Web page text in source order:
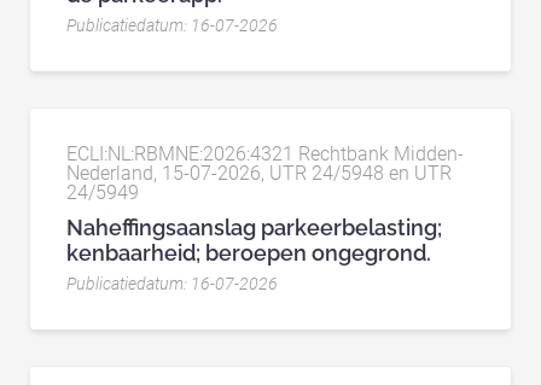
Publicatiedatum: 16-07-2026
ECLI:NL:RBMNE:2026:4321 Rechtbank Midden-
Nederland, 15-07-2026, UTR 24/5948 en UTR
24/5949
Naheffingsaanslag parkeerbelasting;
kenbaarheid; beroepen ongegrond.
Publicatiedatum: 16-07-2026